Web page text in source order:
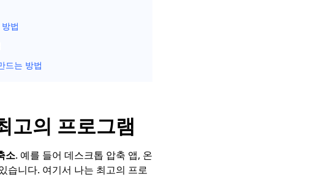
법
드는 방법
고의 프로그램
소. 예를 들어 데스크톱 압축 앱, 온
습니다. 여기서 나는 최고의 프로